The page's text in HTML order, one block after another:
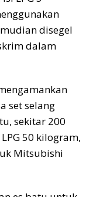
disegel
dalam
set selang
sekitar 200
50 kilogram,
Mitsubishi